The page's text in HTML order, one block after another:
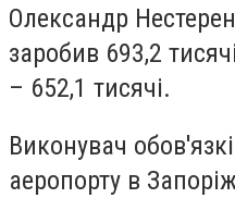
Олександр
заробив 693,2
– 652,1 тисячі.
Виконувач
аеропорту в